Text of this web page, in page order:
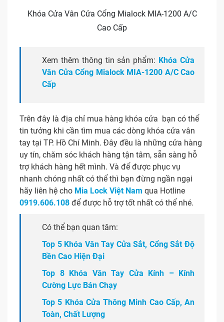
Khóa Cửa Vân Cửa Cổng Mialock MIA-1200 A/C
Cao Cấp
Xem thêm thông tin sản phẩm: Khóa Cửa
Vân Cửa Cổng Mialock MIA-1200 A/C Cao
Cấp
Trên đây là địa chỉ mua hàng khóa cửa bạn có thể
tin tưởng khi cần tìm mua các dòng khóa cửa vân
tay tại TP. Hồ Chí Minh. Đây đều là những cửa hàng
uy tín, chăm sóc khách hàng tận tâm, sẵn sàng hỗ
trợ khách hàng hết mình. Và để được phục vụ
nhanh chóng nhất có thể thì bạn đừng ngần ngại
hãy liên hệ cho Mia Lock Việt Nam qua Hotline
0919.606.108 để được hỗ trợ tốt nhất có thể nhé.
Có thể bạn quan tâm:
Top 5 Khóa Vân Tay Cửa Sắt, Cổng Sắt Độ
Bền Cao Hiện Đại
Top 8 Khóa Vân Tay Cửa Kính – Kính
Cường Lực Bán Chạy
Top 5 Khóa Cửa Thông Minh Cao Cấp, An
Toàn, Chất Lượng